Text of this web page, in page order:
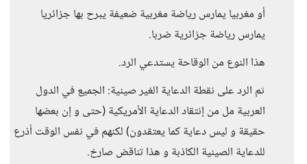
أو مغربيا يمارس رياضة مغربية ضعيفة يبرح بها جزائريا
يمارس رياضة جزائرية ضربا.
هذا النوع من الوقاحة يستدعي الرد.
ثم الرد على نقطة الدعاية الغير صينية: الجميع في الدول
العربية مل من إنتقاد الدعاية الأمريكية (حتى و إن بعضها
حقيقة و ليس دعاية كما يعتقدون) لكنهم في نفس الوقت أذرع
للدعاية الصينية الكاذبة و هذا تناقض صارخ.